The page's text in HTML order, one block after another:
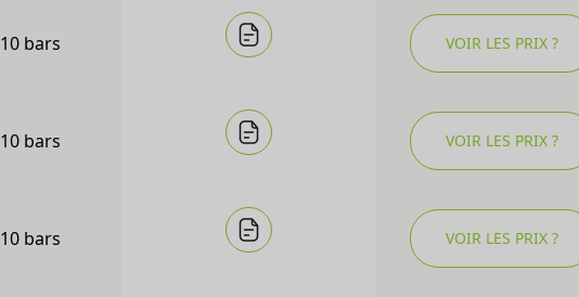
10 bars VOIR LES PRIX ?
10 bars VOIR LES PRIX ?
10 bars VOIR LES PRIX ?